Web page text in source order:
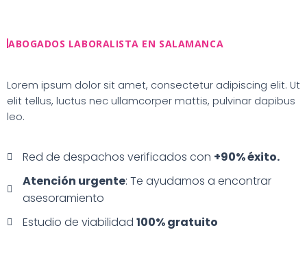
contenido
ABOGADOS LABORALISTA EN SALAMANCA
Lorem ipsum dolor sit amet, consectetur adipiscing elit. Ut
elit tellus, luctus nec ullamcorper mattis, pulvinar dapibus
leo.
Red de despachos verificados con +90% éxito.
Atención urgente: Te ayudamos a encontrar
asesoramiento
Estudio de viabilidad 100% gratuito